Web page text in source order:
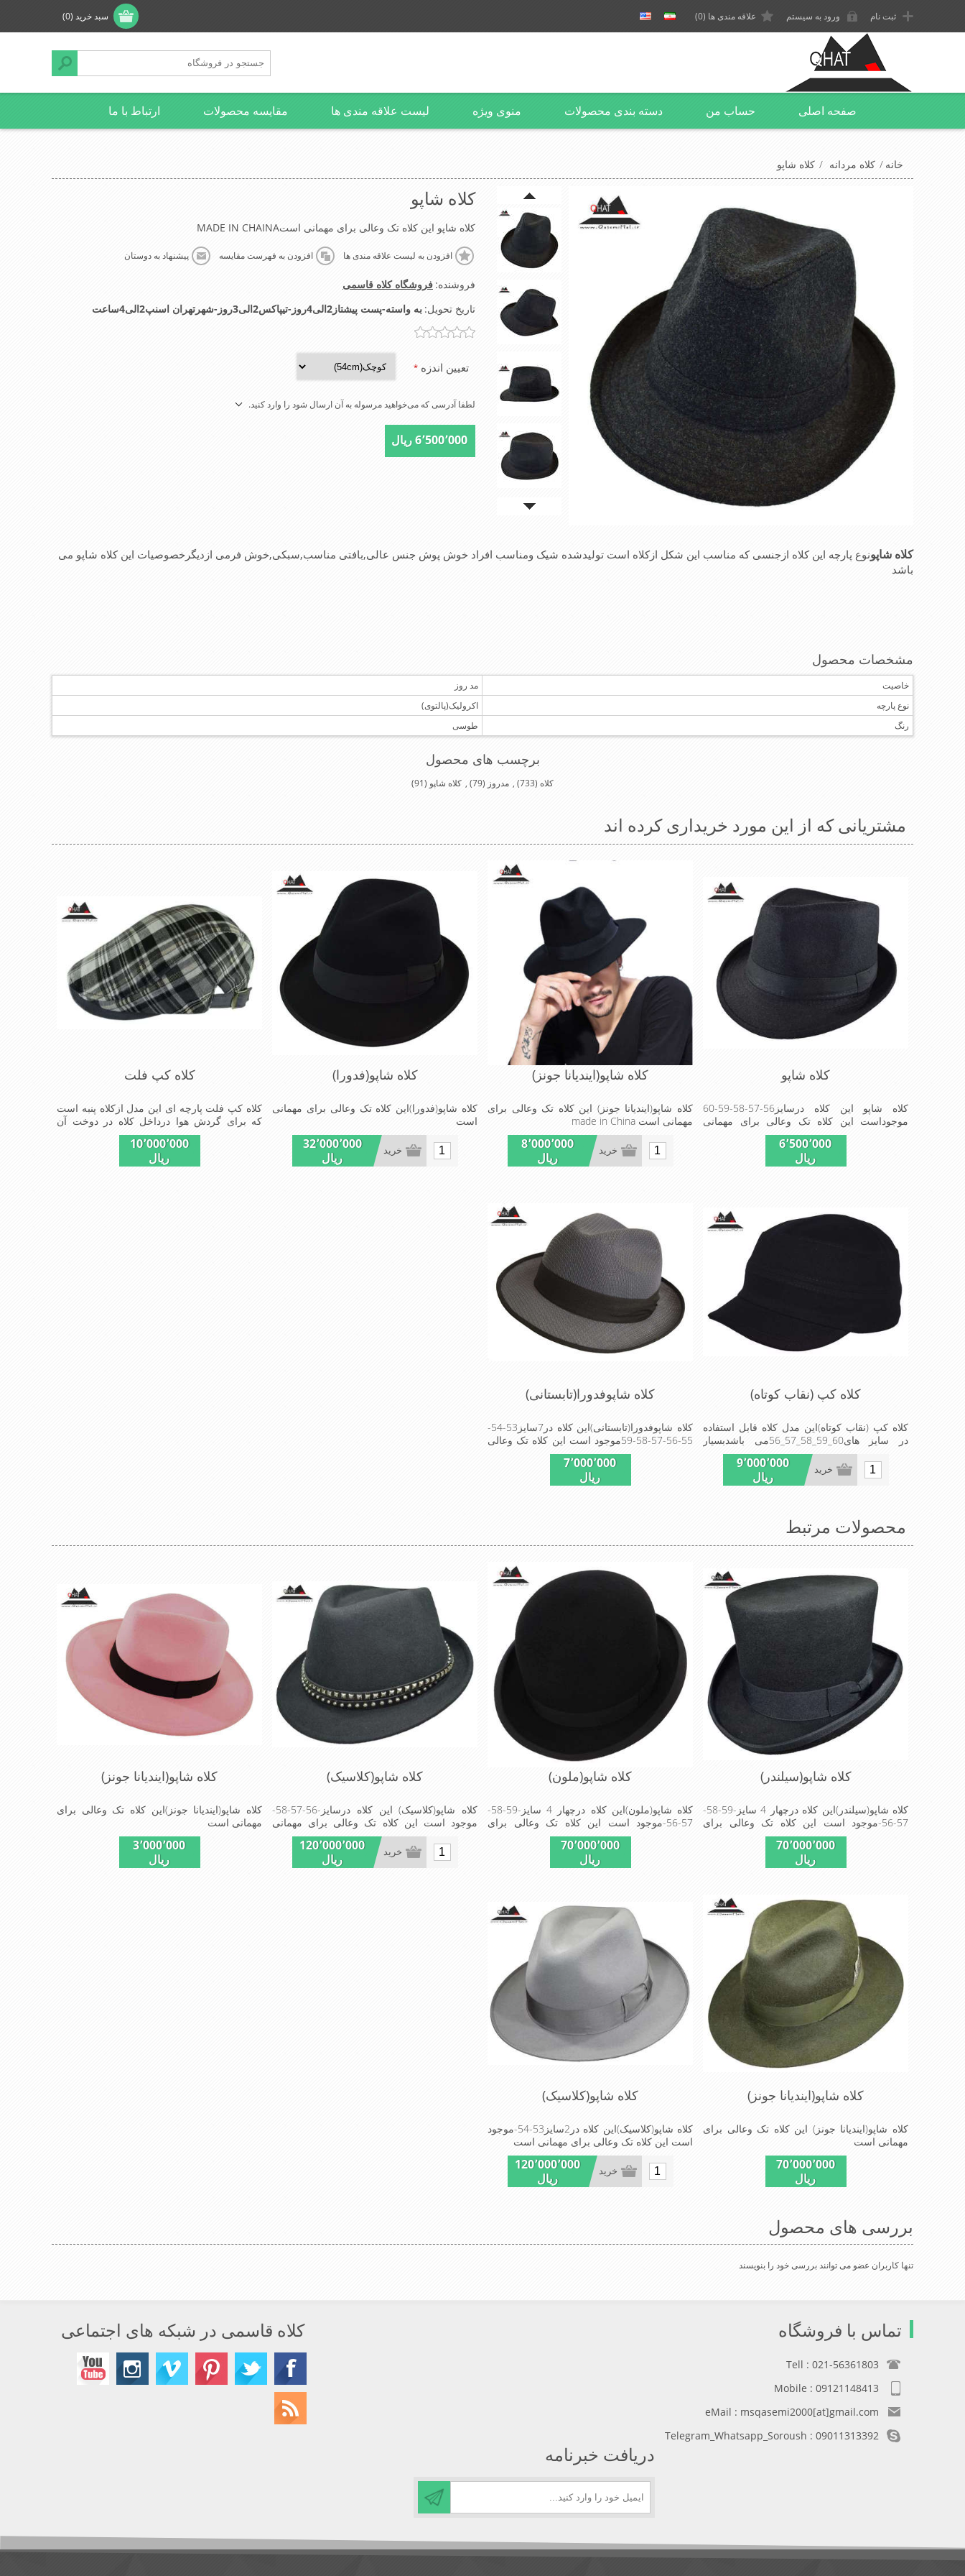
سبد خرید (0) ثبت نام ورود به سیستم علاقه مندی ها (0)
صفحه اصلی حساب من دسته بندی محصولات منوی ویژه لیست علاقه مندی ها مقایسه محصولات ارتباط با ما
خانه / کلاه مردانه / کلاه شاپو
کلاه شاپو
کلاه شاپو این کلاه تک وعالی برای مهمانی استMADE IN CHAINA
افزودن به لیست علاقه مندی ها افزودن به فهرست مقایسه پیشنهاد به دوستان
فروشنده: فروشگاه کلاه قاسمی
تاریخ تحویل: به واسته-پست پیشتاز2الی4روز-تیپاکس2الی3روز-شهرتهران اسنپ2الی4ساعت
تعیین اندزه *
لطفا آدرسی که می‌خواهید مرسوله به آن ارسال شود را وارد کنید.
6٬500٬000 ریال
کلاه شاپونوع پارچه این کلاه ازجنسی که مناسب این شکل ازکلاه است تولیدشده شیک ومناسب افراد خوش پوش جنس عالی,بافتی مناسب,سبکی,خوش فرمی ازدیگرخصوصیات این کلاه شاپو می
باشد
مشخصات محصول
خاصیت
مد روز
نوع پارچه
اکرولیک(پالتوی)
رنگ
طوسی
برچسب های محصول
کلاه (733)
, مدروز (79)
, کلاه شاپو (91)
مشتریانی که از این مورد خریداری کرده اند
کلاه شاپو
کلاه شاپو این کلاه درسایز56-57-58-59-60
موجوداست این کلاه تک وعالی برای مهمانی
6٬500٬000
ریال
کلاه شاپو(ایندیانا جونز)
کلاه شاپو(ایندیانا جونز) این کلاه تک وعالی برای
مهمانی است made in China
8٬000٬000
ریال
خرید
کلاه شاپو(فدورا)
کلاه شاپو(فدورا)این کلاه تک وعالی برای مهمانی
است
32٬000٬000
ریال
خرید
کلاه کپ فلت
کلاه کپ فلت پارچه ای این مدل ازکلاه پنبه است
که برای گردش هوا درداخل کلاه در دوخت آن
ازپارچه پیراهن نخی استفاده شده تادرهوای
تابستان احساس گرمای کمی شود شیک و مناسب
افراد خوش پوش جنس عالی ,دوخت مناسب ,
10٬000٬000
ریال
کلاه کپ (نقاب کوتاه)
کلاه کپ (نقاب کوتاه)این مدل کلاه قابل استفاده
در سایز های60_59_58_57_56می باشدبسیار
سبک و خوش فرم که بر روی سر به طور کامل
می نشیند
9٬000٬000
ریال
خرید
کلاه شاپوفدورا(تابستانی)
کلاه شاپوفدورا(تابستانی)این کلاه در7سایز53-54-
55-56-57-58-59موجود است این کلاه تک وعالی
برای مهمانی استMade in Turkey
7٬000٬000
ریال
محصولات مرتبط
کلاه شاپو(سیلندر)
کلاه شاپو(سیلندر)این کلاه درچهار 4 سایز-59-58-
57-56-موجود است این کلاه تک وعالی برای
70٬000٬000
ریال
کلاه شاپو(ملون)
کلاه شاپو(ملون)این کلاه درچهار 4 سایز-59-58-
57-56-موجود است این کلاه تک وعالی برای
70٬000٬000
ریال
کلاه شاپو(کلاسیک)
کلاه شاپو(کلاسیک) این کلاه درسایز-56-57-58-
موجود است این کلاه تک وعالی برای مهمانی
120٬000٬000
ریال
خرید
کلاه شاپو(ایندیانا جونز)
کلاه شاپو(ایندیانا جونز)این کلاه تک وعالی برای
مهمانی است
3٬000٬000
ریال
کلاه شاپو(ایندیانا جونز)
کلاه شاپو(ایندیانا جونز) این کلاه تک وعالی برای
مهمانی است
70٬000٬000
ریال
کلاه شاپو(کلاسیک)
کلاه شاپو(کلاسیک)این کلاه در2سایز53-54-موجود
است این کلاه تک وعالی برای مهمانی است
120٬000٬000
ریال
خرید
بررسی های محصول
تنها کاربران عضو می توانند بررسی خود را بنویسند
تماس با فروشگاه
Tell : 021-56361803
Mobile : 09121148413
eMail : msqasemi2000[at]gmail.com
Telegram_Whatsapp_Soroush : 09011313392
کلاه قاسمی در شبکه های اجتماعی
دریافت خبرنامه